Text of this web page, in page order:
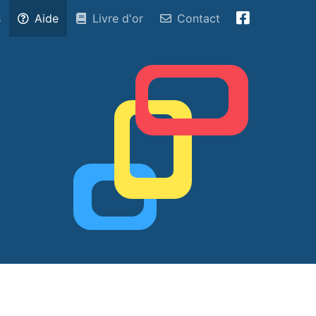
Aide Livre d'or Contact